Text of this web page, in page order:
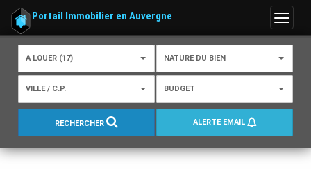
Menu
Portail Immobilier en Auvergne
A LOUER (17) NATURE DU BIEN
VILLE / C.P. BUDGET
RECHERCHER ALERTE EMAIL